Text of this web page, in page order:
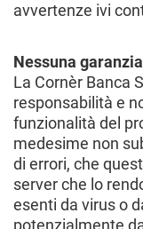
avvertenze ivi
Nessuna garanzia
La Cornèr Banca
responsabilità e
funzionalità del
medesime non
di errori, che
server che lo
esenti da virus o
potenzialmente